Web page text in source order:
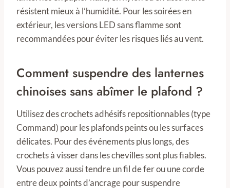
résistent mieux à l’humidité. Pour les soirées en
extérieur, les versions LED sans flamme sont
recommandées pour éviter les risques liés au vent.
Comment suspendre des lanternes
chinoises sans abîmer le plafond ?
Utilisez des crochets adhésifs repositionnables (type
Command) pour les plafonds peints ou les surfaces
délicates. Pour des événements plus longs, des
crochets à visser dans les chevilles sont plus fiables.
Vous pouvez aussi tendre un fil de fer ou une corde
entre deux points d’ancrage pour suspendre